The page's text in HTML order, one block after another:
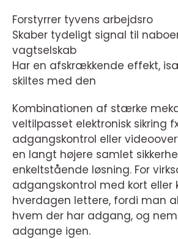
Forstyrrer tyvens arbejdsro
Skaber tydeligt signal til
vagtselskab
Har en afskrækkende effekt,
skiltes med den
Kombinationen af stærke
veltilpasset elektronisk sikring
adgangskontrol eller
en langt højere samlet
enkeltstående løsning. For
adgangskontrol med kort eller
hverdagen lettere, fordi man
hvem der har adgang, og
adgange igen.